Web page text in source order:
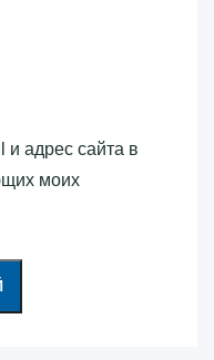
адрес сайта в
моих